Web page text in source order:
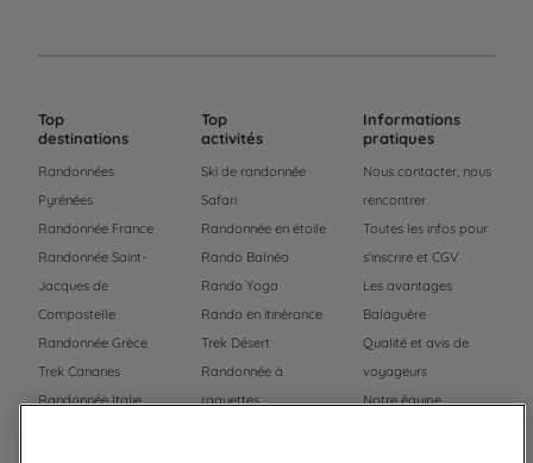
Top
destinations
Randonnées
Pyrénées
Randonnée France
Randonnée Saint-
Jacques de
Compostelle
Randonnée Grèce
Trek Canaries
Randonnée Italie
Top
activités
Ski de randonnée
Safari
Randonnée en étoile
Rando Balnéo
Rando Yoga
Rando en itinérance
Trek Désert
Randonnée à
raquettes
Informations
pratiques
Nous contacter, nous
rencontrer
Toutes les infos pour
s'inscrire et CGV
Les avantages
Balaguère
Qualité et avis de
voyageurs
Notre équipe